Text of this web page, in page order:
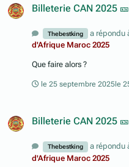
Billeterie CAN 2025 🎫
Thebestking a répondu
d'Afrique Maroc 2025
Que faire alors ?
le 25 septembre 2025le
Billeterie CAN 2025 🎫
Thebestking a répondu
d'Afrique Maroc 2025